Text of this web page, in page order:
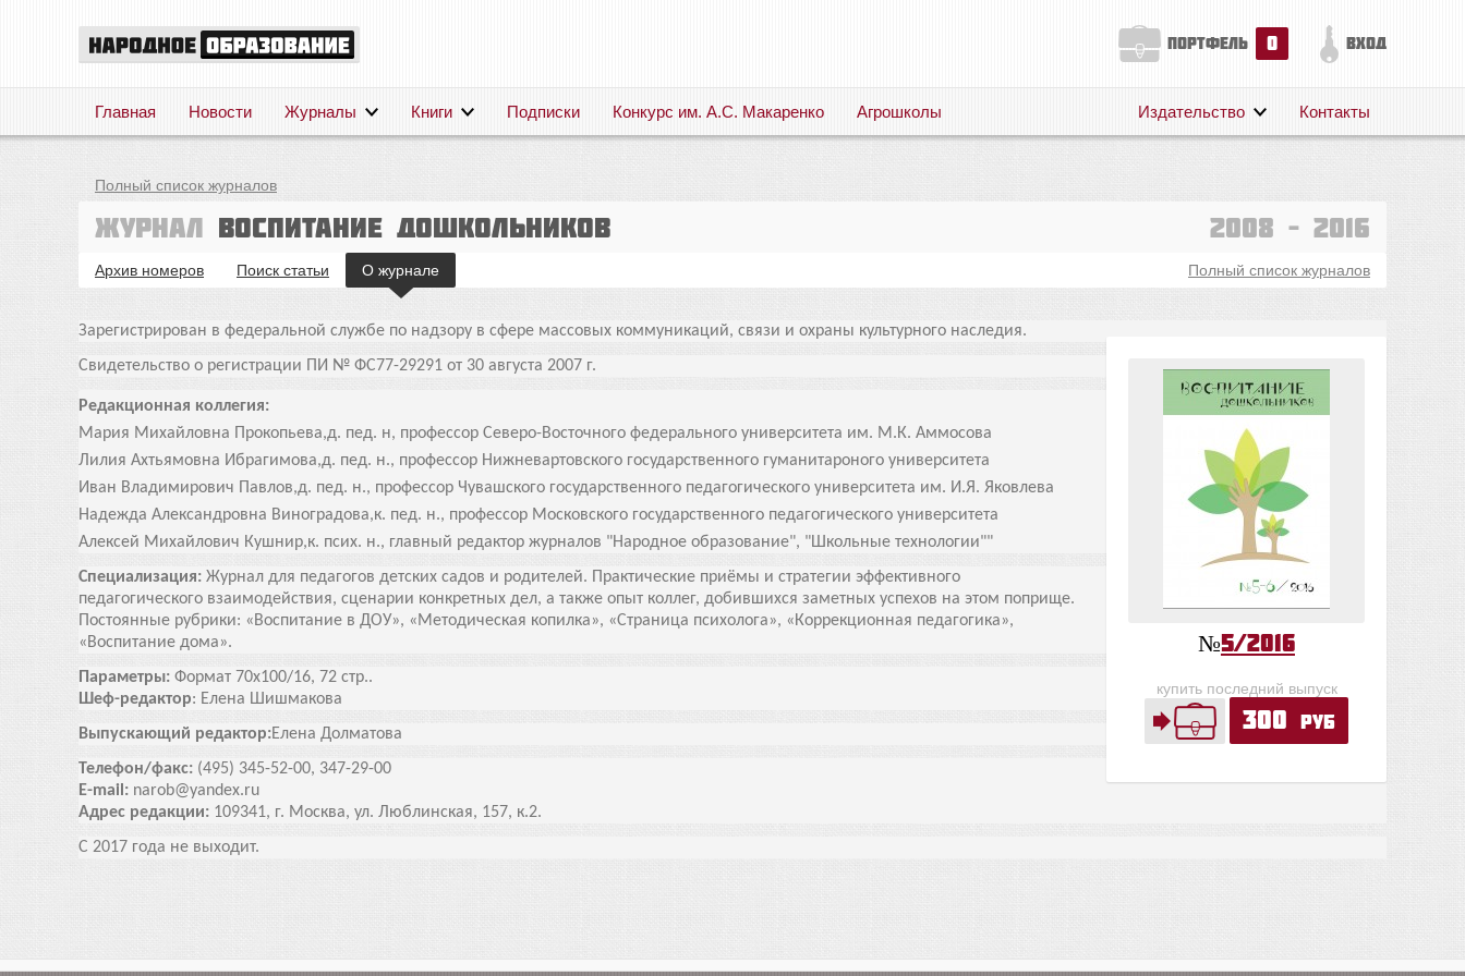
портфель 0 вход
Главная Новости Журналы Книги Подписки Конкурс им. А.С. Макаренко Агрошколы
Поддержка
Издательство Контакты
Полный список журналов
Журнал Воспитание дошкольников 2008 – 2016
Полный список журналов
Архив номеров Поиск статьи О журнале
№5/2016
купить последний выпуск
300 руб
Зарегистрирован в федеральной службе по надзору в сфере массовых коммуникаций, связи и охраны культурного наследия.
Свидетельство о регистрации ПИ № ФС77-29291 от 30 августа 2007 г.
Редакционная коллегия:
Мария Михайловна Прокопьева,д. пед. н, профессор Северо-Восточного федерального университета им. М.К. Аммосова
Лилия Ахтьямовна Ибрагимова,д. пед. н., профессор Нижневартовского государственного гуманитароного университета
Иван Владимирович Павлов,д. пед. н., профессор Чувашского государственного педагогического университета им. И.Я. Яковлева
Надежда Александровна Виноградова,к. пед. н., профессор Московского государственного педагогического университета
Алексей Михайлович Кушнир,к. псих. н., главный редактор журналов "Народное образование", "Школьные технологии""
Специализация: Журнал для педагогов детских садов и родителей. Практические приёмы и стратегии эффективного
педагогического взаимодействия, сценарии конкретных дел, а также опыт коллег, добившихся заметных успехов на этом поприще.
Постоянные рубрики: «Воспитание в ДОУ», «Методическая копилка», «Страница психолога», «Коррекционная педагогика»,
«Воспитание дома».
Параметры: Формат 70х100/16, 72 стр..
Шеф-редактор: Елена Шишмакова
Выпускающий редактор:Елена Долматова
Телефон/факс: (495) 345-52-00, 347-29-00
E-mail: narob@yandex.ru
Адрес редакции: 109341, г. Москва, ул. Люблинская, 157, к.2.
С 2017 года не выходит.